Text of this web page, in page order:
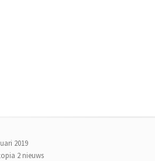
2019
2 nieuws